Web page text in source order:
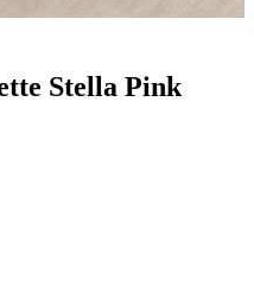
Stella Pink